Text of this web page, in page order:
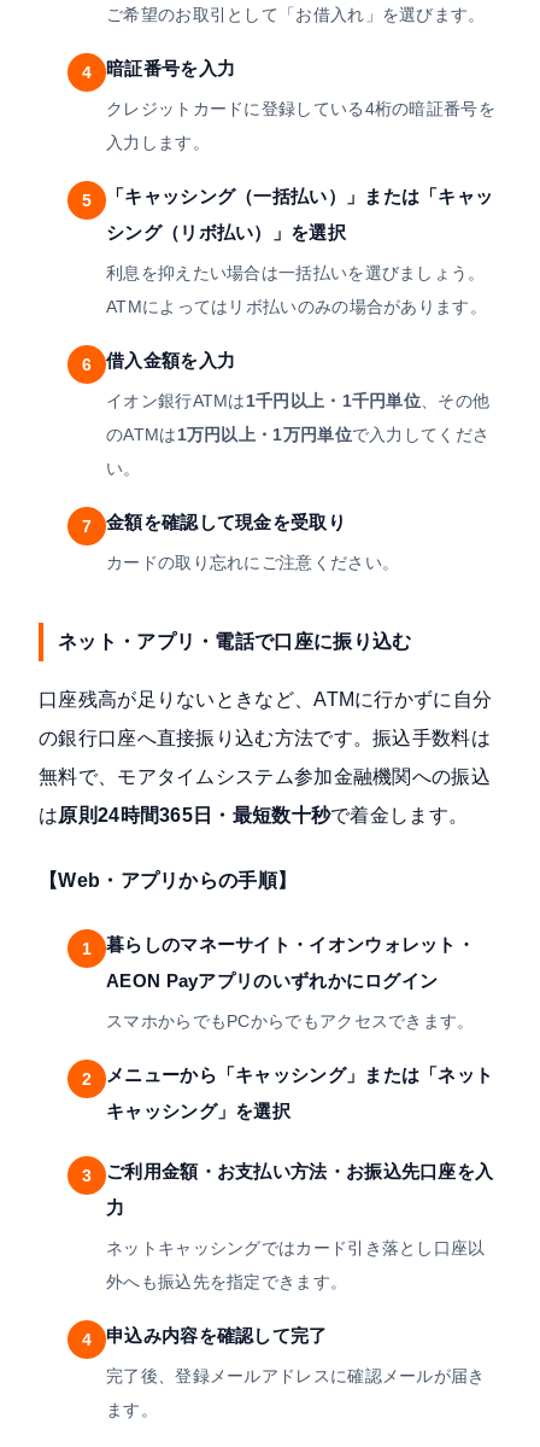
ご希望のお取引として「お借入れ」を選びます。
4 暗証番号を入力
クレジットカードに登録している4桁の暗証番号を
入力します。
5
「キャッシング（一括払い）」または「キャッ
シング（リボ払い）」を選択
利息を抑えたい場合は一括払いを選びましょう。
ATMによってはリボ払いのみの場合があります。
6 借入金額を入力
イオン銀行ATMは1千円以上・1千円単位、その他
のATMは1万円以上・1万円単位で入力してくださ
い。
7 金額を確認して現金を受取り
カードの取り忘れにご注意ください。
ネット・アプリ・電話で口座に振り込む
口座残高が足りないときなど、ATMに行かずに自分
の銀行口座へ直接振り込む方法です。振込手数料は
無料で、モアタイムシステム参加金融機関への振込
は原則24時間365日・最短数十秒で着金します。
【Web・アプリからの手順】
1
暮らしのマネーサイト・イオンウォレット・
AEON Payアプリのいずれかにログイン
スマホからでもPCからでもアクセスできます。
2
メニューから「キャッシング」または「ネット
キャッシング」を選択
3
ご利用金額・お支払い方法・お振込先口座を入
力
ネットキャッシングではカード引き落とし口座以
外へも振込先を指定できます。
4 申込み内容を確認して完了
完了後、登録メールアドレスに確認メールが届き
ます。